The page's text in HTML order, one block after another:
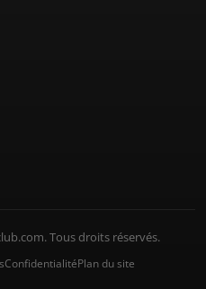
Tous droits réservés.
ConfidentialitéPlan du site